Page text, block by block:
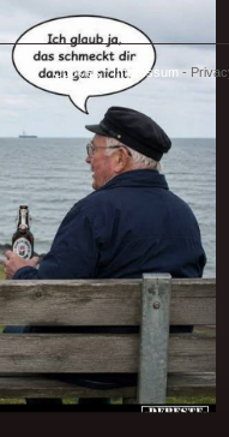
Cookies-Impressum -